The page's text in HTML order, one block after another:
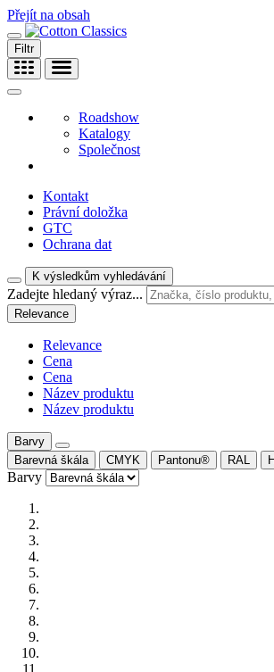
Přejít na obsah
Filtr
Roadshow
Katalogy
Společnost
Kontakt
Právní doložka
GTC
Ochrana dat
K výsledkům vyhledávání
Zadejte hledaný výraz...
Relevance
Relevance
Cena
Cena
Název produktu
Název produktu
Barvy
Barevná škála
CMYK Pantonu® RAL
Barvy